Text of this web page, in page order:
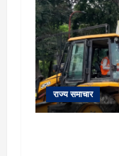
राज्य समाचार